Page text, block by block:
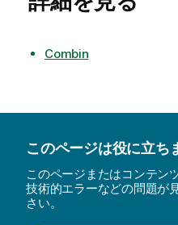
Combin
このページは役に立ち
このページまたはコンテン
技術的エラーなどの問題が
さい。